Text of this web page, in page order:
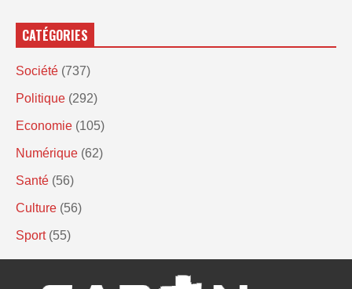
CATÉGORIES
Société (737)
Politique (292)
Economie (105)
Numérique (62)
Santé (56)
Culture (56)
Sport (55)